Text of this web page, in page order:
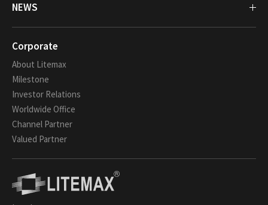
NEWS
Corporate
About Litemax
Milestone
Investor Relations
Worldwide Office
Channel Partner
Valued Partner